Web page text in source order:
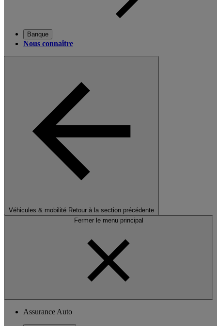
Banque
Nous connaître
Véhicules & mobilité Retour à la section précédente
Fermer le menu principal
Assurance Auto